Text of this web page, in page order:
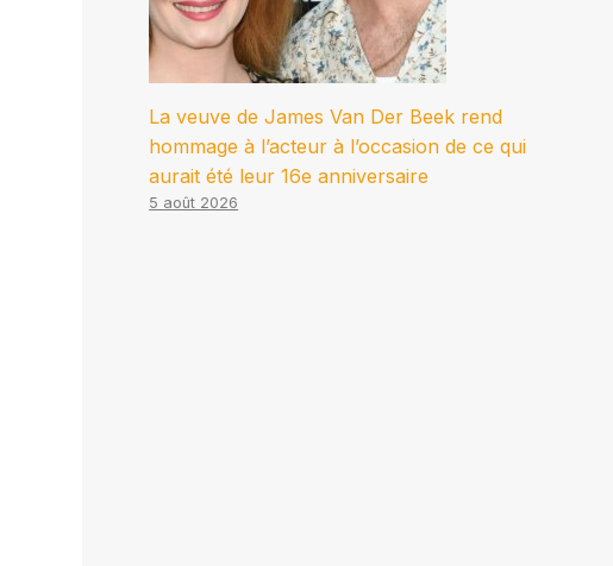
La veuve de James Van Der Beek rend
hommage à l’acteur à l’occasion de ce qui
aurait été leur 16e anniversaire
5 août 2026